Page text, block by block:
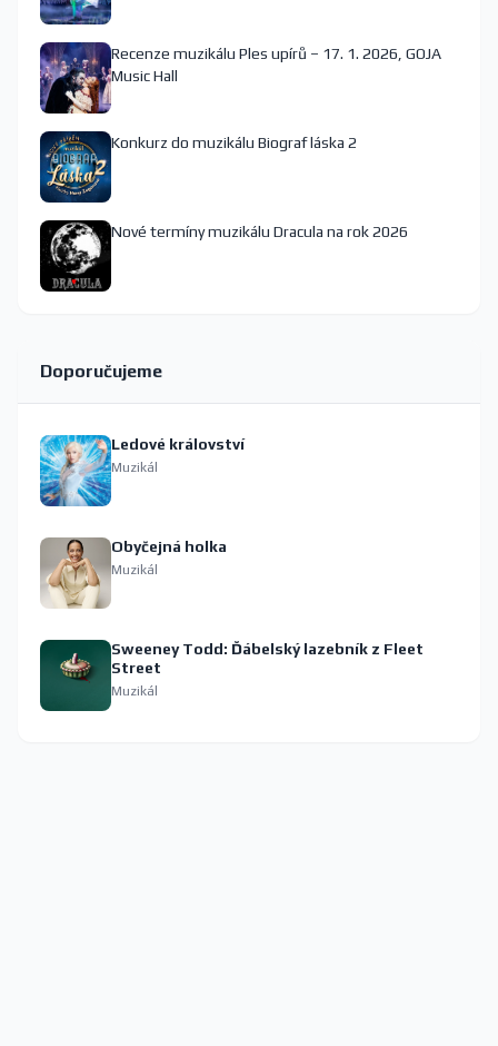
Recenze muzikálu Ples upírů – 17. 1. 2026, GOJA
Music Hall
Konkurz do muzikálu Biograf láska 2
Nové termíny muzikálu Dracula na rok 2026
Doporučujeme
Ledové království
Muzikál
Obyčejná holka
Muzikál
Sweeney Todd: Ďábelský lazebník z Fleet
Street
Muzikál